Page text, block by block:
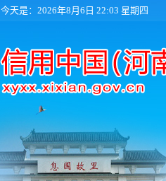
今天是：2026年8月6日 22:03 星期四